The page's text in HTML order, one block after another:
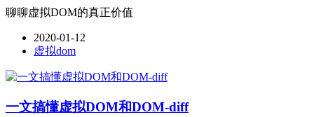
聊聊虚拟DOM的真正价值
2020-01-12
虚拟dom
一文搞懂虚拟DOM和DOM-diff